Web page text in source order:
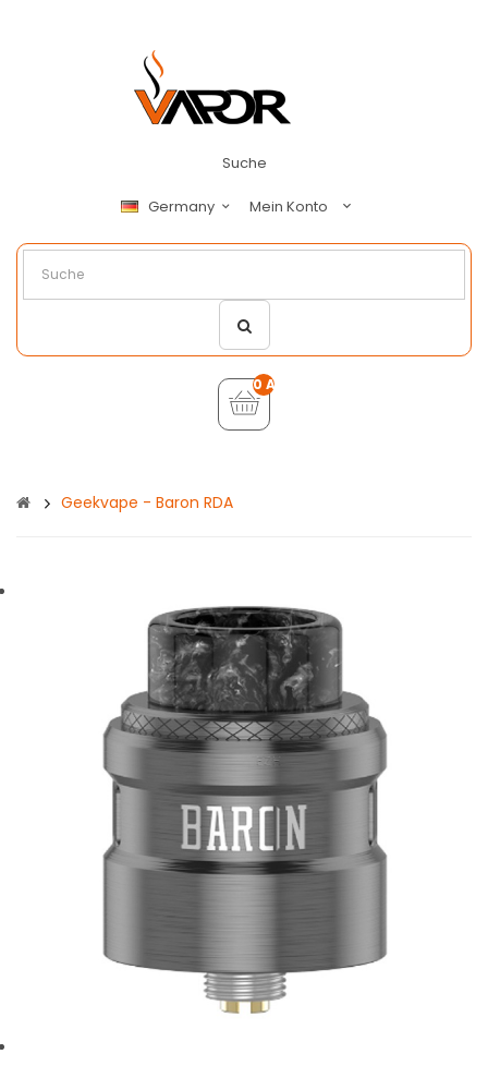
Suche
Germany Mein Konto
0 Artikel - €0,00
Geekvape - Baron RDA